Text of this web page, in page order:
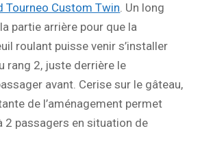
Tourneo Custom Twin. Un long
partie arrière pour que la
roulant puisse venir s’installer
rang 2, juste derrière le
avant. Cerise sur le gâteau,
de l’aménagement permet
2 passagers en situation de